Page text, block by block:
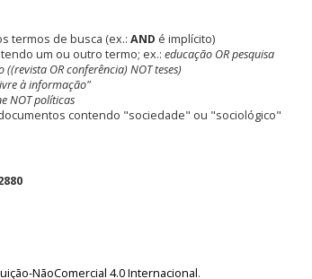
termos de busca (ex.: AND é implícito)
um ou outro termo; ex.: educação OR pesquisa
((revista OR conferência) NOT teses)
à informação"
NOT políticas
contendo "sociedade" ou "sociológico"
NãoComercial 4.0 Internacional.